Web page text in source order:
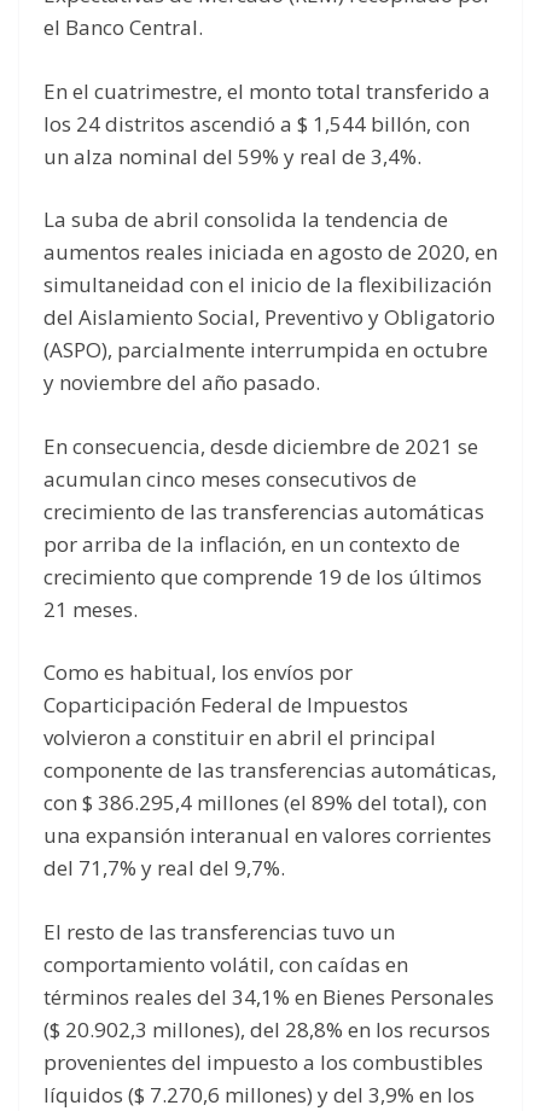
el Banco Central.
En el cuatrimestre, el monto total transferido a
los 24 distritos ascendió a $ 1,544 billón, con
un alza nominal del 59% y real de 3,4%.
La suba de abril consolida la tendencia de
aumentos reales iniciada en agosto de 2020, en
simultaneidad con el inicio de la flexibilización
del Aislamiento Social, Preventivo y Obligatorio
(ASPO), parcialmente interrumpida en octubre
y noviembre del año pasado.
En consecuencia, desde diciembre de 2021 se
acumulan cinco meses consecutivos de
crecimiento de las transferencias automáticas
por arriba de la inflación, en un contexto de
crecimiento que comprende 19 de los últimos
21 meses.
Como es habitual, los envíos por
Coparticipación Federal de Impuestos
volvieron a constituir en abril el principal
componente de las transferencias automáticas,
con $ 386.295,4 millones (el 89% del total), con
una expansión interanual en valores corrientes
del 71,7% y real del 9,7%.
El resto de las transferencias tuvo un
comportamiento volátil, con caídas en
términos reales del 34,1% en Bienes Personales
($ 20.902,3 millones), del 28,8% en los recursos
provenientes del impuesto a los combustibles
líquidos ($ 7.270,6 millones) y del 3,9% en los